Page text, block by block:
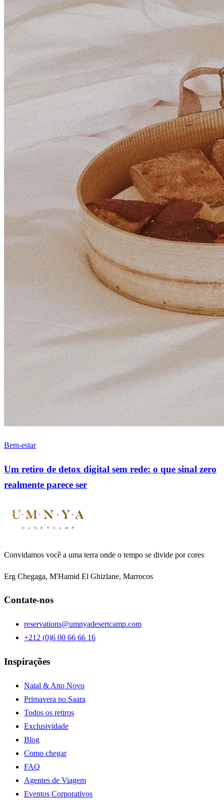
Bem-estar
Um retiro de detox digital sem rede: o que sinal zero
realmente parece ser
Convidamos você a uma terra onde o tempo se divide por cores
Erg Chegaga, M'Hamid El Ghizlane, Marrocos
Contate-nos
reservations@umnyadesertcamp.com
+212 (0)6 00 66 66 16
Inspirações
Natal & Ano Novo
Primavera no Saara
Todos os retiros
Exclusividade
Blog
Como chegar
FAQ
Agentes de Viagem
Eventos Corporativos